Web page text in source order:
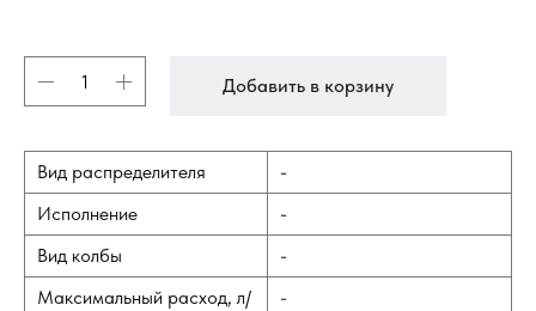
Добавить в корзину
Вид распределителя
-
Исполнение
-
Вид колбы
-
Максимальный расход, л/
-